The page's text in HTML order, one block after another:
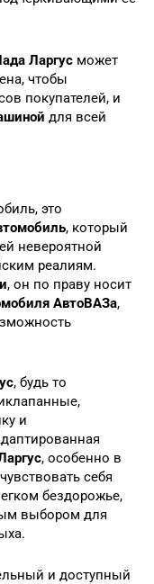
Ларгус может
чтобы
покупателей, и
для всей
это
, который
невероятной
реалиям.
, он по праву носит
АвтоВАЗа,
, будь то
и
, особенно в
себя
бездорожье,
выбором для
и доступный